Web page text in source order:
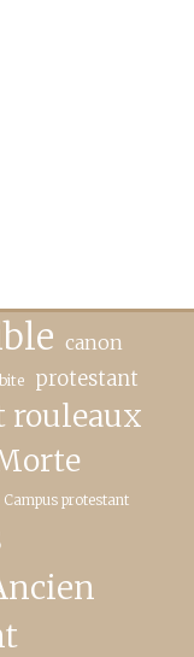
canon
protestant
rouleaux
protestant